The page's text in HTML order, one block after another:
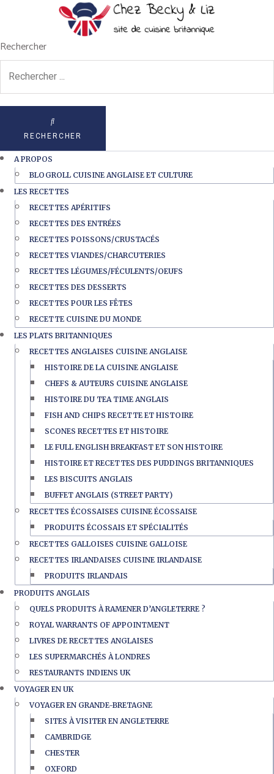
Rechercher
RECHERCHER
A PROPOS
BLOGROLL CUISINE ANGLAISE ET CULTURE
LES RECETTES
RECETTES APÉRITIFS
RECETTES DES ENTRÉES
RECETTES POISSONS/CRUSTACÉS
RECETTES VIANDES/CHARCUTERIES
RECETTES LÉGUMES/FÉCULENTS/OEUFS
RECETTES DES DESSERTS
RECETTES POUR LES FÊTES
RECETTE CUISINE DU MONDE
LES PLATS BRITANNIQUES
RECETTES ANGLAISES CUISINE ANGLAISE
HISTOIRE DE LA CUISINE ANGLAISE
CHEFS & AUTEURS CUISINE ANGLAISE
HISTOIRE DU TEA TIME ANGLAIS
FISH AND CHIPS RECETTE ET HISTOIRE
SCONES RECETTES ET HISTOIRE
LE FULL ENGLISH BREAKFAST ET SON HISTOIRE
HISTOIRE ET RECETTES DES PUDDINGS BRITANNIQUES
LES BISCUITS ANGLAIS
BUFFET ANGLAIS (STREET PARTY)
RECETTES ÉCOSSAISES CUISINE ÉCOSSAISE
PRODUITS ÉCOSSAIS ET SPÉCIALITÉS
RECETTES GALLOISES CUISINE GALLOISE
RECETTES IRLANDAISES CUISINE IRLANDAISE
PRODUITS IRLANDAIS
PRODUITS ANGLAIS
QUELS PRODUITS À RAMENER D’ANGLETERRE ?
ROYAL WARRANTS OF APPOINTMENT
LIVRES DE RECETTES ANGLAISES
LES SUPERMARCHÉS À LONDRES
RESTAURANTS INDIENS UK
VOYAGER EN UK
VOYAGER EN GRANDE-BRETAGNE
SITES À VISITER EN ANGLETERRE
CAMBRIDGE
CHESTER
OXFORD